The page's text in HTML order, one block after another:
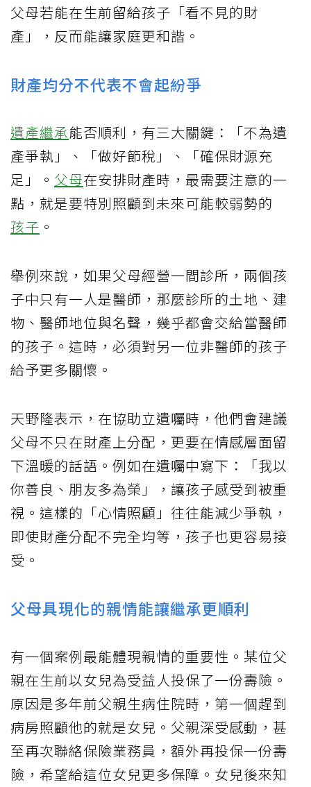
父母若能在生前留給孩子「看不見的財
產」，反而能讓家庭更和諧。
財產均分不代表不會起紛爭
遺產繼承能否順利，有三大關鍵：「不為遺
產爭執」、「做好節稅」、「確保財源充
足」。 父母在安排財產時，最需要注意的一
點，就是要特別照顧到未來可能較弱勢的
孩子 。
舉例來說，如果父母經營一間診所，兩個孩
子中只有一人是醫師，那麼診所的土地、建
物、醫師地位與名聲，幾乎都會交給當醫師
的孩子。這時，必須對另一位非醫師的孩子
給予更多關懷。
天野隆表示，在協助立遺囑時，他們會建議
父母不只在財產上分配，更要在情感層面留
下溫暖的話語。例如在遺囑中寫下：「我以
你善良、朋友多為榮」，讓孩子感受到被重
視。這樣的「心情照顧」往往能減少爭執，
即使財產分配不完全均等，孩子也更容易接
受。
父母具現化的親情能讓繼承更順利
有一個案例最能體現親情的重要性。某位父
親在生前以女兒為受益人投保了一份壽險。
原因是多年前父親生病住院時，第一個趕到
病房照顧他的就是女兒。父親深受感動，甚
至再次聯絡保險業務員，額外再投保一份壽
險，希望給這位女兒更多保障。女兒後來知